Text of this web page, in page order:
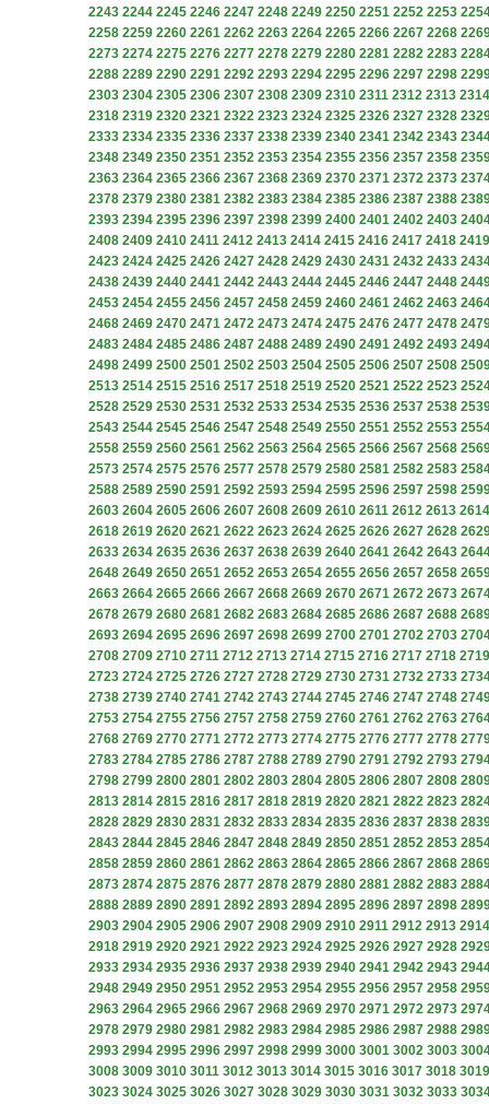
2243 2244 2245 2246 2247 2248 2249 2250 2251 2252 2253
2258 2259 2260 2261 2262 2263 2264 2265 2266 2267 2268
2273 2274 2275 2276 2277 2278 2279 2280 2281 2282 2283
2288 2289 2290 2291 2292 2293 2294 2295 2296 2297 2298
2303 2304 2305 2306 2307 2308 2309 2310 2311 2312 2313 2314
2318 2319 2320 2321 2322 2323 2324 2325 2326 2327 2328
2333 2334 2335 2336 2337 2338 2339 2340 2341 2342 2343
2348 2349 2350 2351 2352 2353 2354 2355 2356 2357 2358
2363 2364 2365 2366 2367 2368 2369 2370 2371 2372 2373
2378 2379 2380 2381 2382 2383 2384 2385 2386 2387 2388
2393 2394 2395 2396 2397 2398 2399 2400 2401 2402 2403
2408 2409 2410 2411 2412 2413 2414 2415 2416 2417 2418 2419
2423 2424 2425 2426 2427 2428 2429 2430 2431 2432 2433
2438 2439 2440 2441 2442 2443 2444 2445 2446 2447 2448
2453 2454 2455 2456 2457 2458 2459 2460 2461 2462 2463
2468 2469 2470 2471 2472 2473 2474 2475 2476 2477 2478
2483 2484 2485 2486 2487 2488 2489 2490 2491 2492 2493
2498 2499 2500 2501 2502 2503 2504 2505 2506 2507 2508
2513 2514 2515 2516 2517 2518 2519 2520 2521 2522 2523
2528 2529 2530 2531 2532 2533 2534 2535 2536 2537 2538
2543 2544 2545 2546 2547 2548 2549 2550 2551 2552 2553
2558 2559 2560 2561 2562 2563 2564 2565 2566 2567 2568
2573 2574 2575 2576 2577 2578 2579 2580 2581 2582 2583
2588 2589 2590 2591 2592 2593 2594 2595 2596 2597 2598
2603 2604 2605 2606 2607 2608 2609 2610 2611 2612 2613 2614
2618 2619 2620 2621 2622 2623 2624 2625 2626 2627 2628
2633 2634 2635 2636 2637 2638 2639 2640 2641 2642 2643
2648 2649 2650 2651 2652 2653 2654 2655 2656 2657 2658
2663 2664 2665 2666 2667 2668 2669 2670 2671 2672 2673
2678 2679 2680 2681 2682 2683 2684 2685 2686 2687 2688
2693 2694 2695 2696 2697 2698 2699 2700 2701 2702 2703
2708 2709 2710 2711 2712 2713 2714 2715 2716 2717 2718 2719
2723 2724 2725 2726 2727 2728 2729 2730 2731 2732 2733
2738 2739 2740 2741 2742 2743 2744 2745 2746 2747 2748
2753 2754 2755 2756 2757 2758 2759 2760 2761 2762 2763
2768 2769 2770 2771 2772 2773 2774 2775 2776 2777 2778
2783 2784 2785 2786 2787 2788 2789 2790 2791 2792 2793
2798 2799 2800 2801 2802 2803 2804 2805 2806 2807 2808
2813 2814 2815 2816 2817 2818 2819 2820 2821 2822 2823
2828 2829 2830 2831 2832 2833 2834 2835 2836 2837 2838
2843 2844 2845 2846 2847 2848 2849 2850 2851 2852 2853
2858 2859 2860 2861 2862 2863 2864 2865 2866 2867 2868
2873 2874 2875 2876 2877 2878 2879 2880 2881 2882 2883
2888 2889 2890 2891 2892 2893 2894 2895 2896 2897 2898
2903 2904 2905 2906 2907 2908 2909 2910 2911 2912 2913 2914
2918 2919 2920 2921 2922 2923 2924 2925 2926 2927 2928
2933 2934 2935 2936 2937 2938 2939 2940 2941 2942 2943
2948 2949 2950 2951 2952 2953 2954 2955 2956 2957 2958
2963 2964 2965 2966 2967 2968 2969 2970 2971 2972 2973
2978 2979 2980 2981 2982 2983 2984 2985 2986 2987 2988
2993 2994 2995 2996 2997 2998 2999 3000 3001 3002 3003
3008 3009 3010 3011 3012 3013 3014 3015 3016 3017 3018 3019
3023 3024 3025 3026 3027 3028 3029 3030 3031 3032 3033